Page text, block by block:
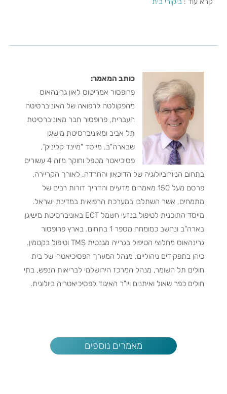
כותב המאמר:
פרופסור אמריטוס לאון גרינהאוס
מהפקולטה לרפואה של האוניברסיטה
העברית, פרופסור חבר מאוניברסיטת
תל אביב ומאוניברסיטת מישיגן
שבארה"ב. מייסד "מיינד קליניק",
פסיכיאטר מטפל וחוקר מזה 4 עשורים
בתחום הניורוביולוגיה של הדיכאון והחרדה. לאורך הקריירה,
פרסם מעל 150 מאמרים מדעיים והדריך דורות רבים של
מתמחים, אשר השתלבו במערכת הרפואית במדינת ישראל.
מייסד התוכנית לטיפול בנזעי חשמל ECT באוניברסיטת מישיגן
בארה"ב ונחשב כמומחה מספר 1 בתחום. בארץ פרופסור
גרינהאוס מחלוצי הטיפול בגרייה מגנטית TMS וטיפול בקטמין.
כיהן בתפקידים ניהוליים, מנהל המערך הפסיכיאטרי של בית
חולים תל השומר, מנהל המרכז הירושלמי לבריאות הנפש, בתי
חולים כפר שאול ואיתנים ויו"ר האיגוד לפסיכיאטריה ביולוגית.
מאמרים נוספים